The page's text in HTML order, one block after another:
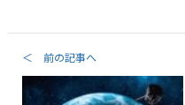
＜ 前の記事へ